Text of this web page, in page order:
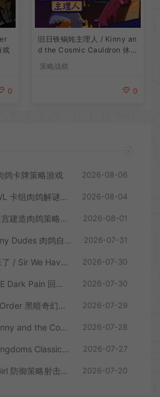
戏
0
旧日铁锅炖主理人 / Kinny an
d the Cosmic Cauldron 休闲
策略战棋
0
鸽卡牌策略游戏 2026-08-06
网络爬虫 / NET.CRAWL 卡组肉鸽解谜策略游戏 2026-08-04
牛头人迷阵 / Minos 迷宫建造肉鸽策略游戏 2026-08-01
多少兄弟？ / How Many Dudes 肉鸽自走棋游戏 2026-07-31
长官，兽人大军冲上来了 / Sir We Have an Orc Problem 增量塔防游戏 2026-07-30
黄昏远征军 / PRELUDE Dark Pain 回合制策略战棋游戏 2026-07-30
秩序碎片 / Shards of Order 黑暗奇幻卡牌CRPG策略游戏 2026-07-29
旧日铁锅炖主理人 / Kinny and the Cosmic Cauldron 休闲卡片肉鸽策略游戏 2026-07-28
三国志经典 / Three Kingdoms Classic 回合制大战略游戏 2026-07-27
杀毒少女 / Antivirus Girl 防御策略射击游戏 2026-07-20